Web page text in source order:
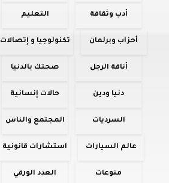
أدب وثقافة التعليم
أحزاب وبرلمان تكنولوجيا و إتصالات
أناقة الرجل صحتك بالدنيا
دنيا ودين حالات إنسانية
السرديات المجتمع والناس
عالم السيارات استشارات قانونية
منوعات العدد الورقي